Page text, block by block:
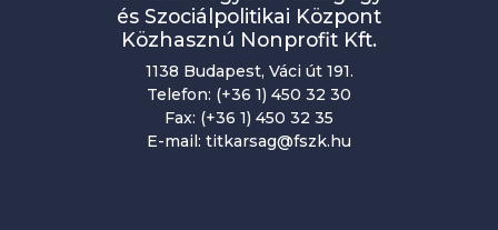
és Szociálpolitikai Központ
Közhasznú Nonprofit Kft.
1138 Budapest, Váci út 191.
Telefon: (+36 1) 450 32 30
Fax: (+36 1) 450 32 35
E-mail: titkarsag@fszk.hu